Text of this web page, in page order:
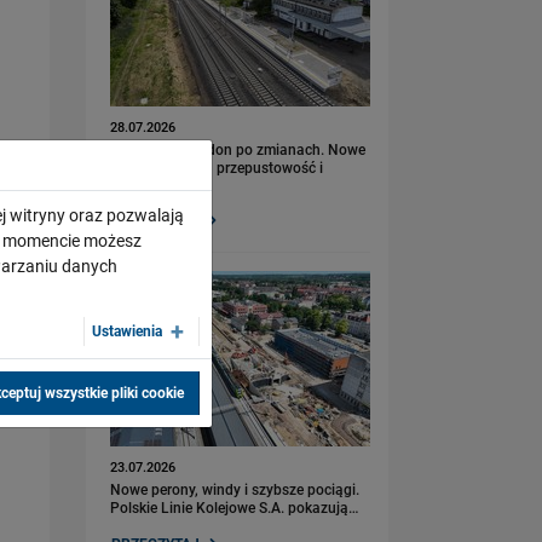
28.07.2026
Bydgoszcz Fordon po zmianach. Nowe
perony, większa przepustowość i
kolejny…
PRZECZYTAJ
23.07.2026
Nowe perony, windy i szybsze pociągi.
Polskie Linie Kolejowe S.A. pokazują…
witryny oraz pozwalają
możesz
danych
Ustawienia
wszystkie pliki cookie